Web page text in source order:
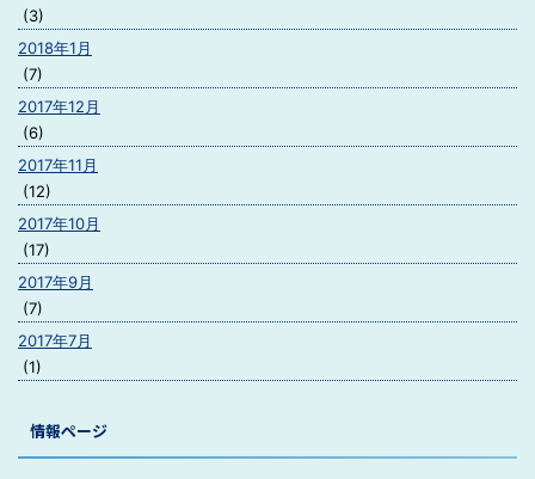
(3)
2018年1月
(7)
2017年12月
(6)
2017年11月
(12)
2017年10月
(17)
2017年9月
(7)
2017年7月
(1)
情報ページ